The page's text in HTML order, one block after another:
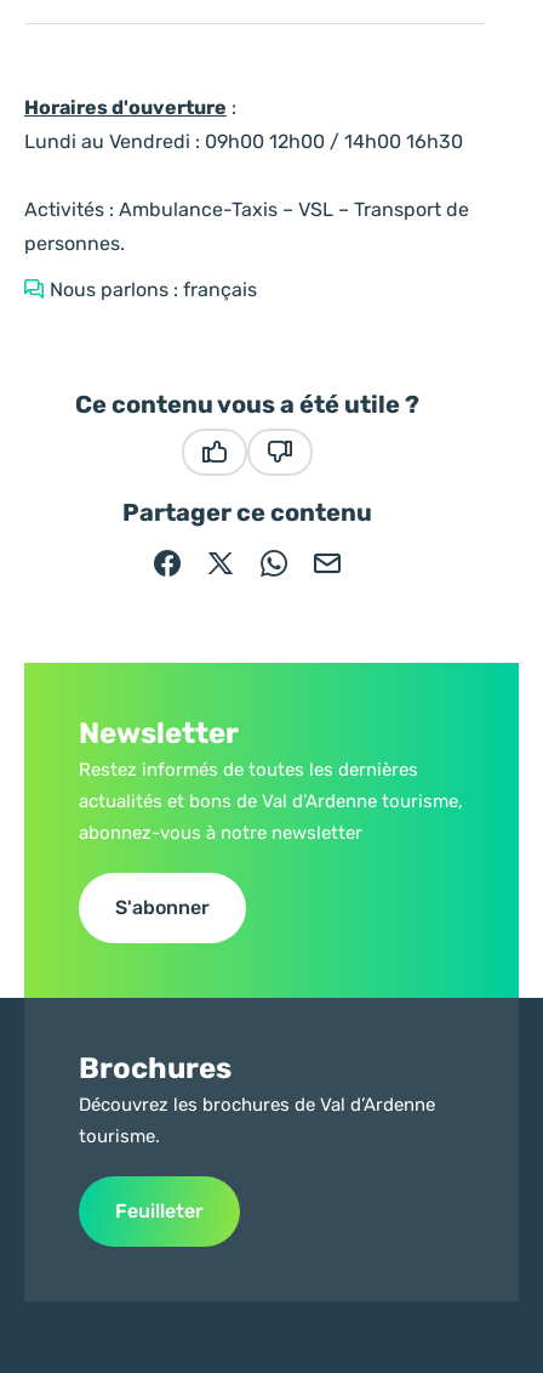
Horaires d'ouverture :
Lundi au Vendredi : 09h00 12h00 / 14h00 16h30
Activités : Ambulance-Taxis – VSL – Transport de
personnes.
Nous parlons : français
Ce contenu vous a été utile ?
Partager ce contenu
Partager sur Facebook (nouvelle fenêtre)
Partager sur X / Twitter (nouvelle
Partager sur WhatsApp
Partager par mail
Newsletter
Restez informés de toutes les dernières
actualités et bons de Val d’Ardenne tourisme,
abonnez-vous à notre newsletter
S'abonner
Brochures
Découvrez les brochures de Val d’Ardenne
tourisme.
Feuilleter